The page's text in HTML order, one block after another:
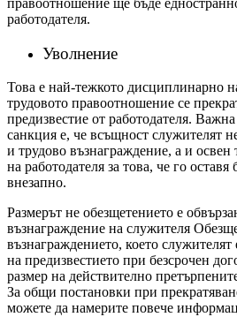
правоотношение ще бъде
работодателя.
Уволнение
Това е най-тежкото дисциплинарно
трудовото правоотношение се
предизвестие от работодателя.
санкция е, че всъщност служителят
и трудово възнаграждение, а и
на работодателя за това, че го оставя
внезапно.
Размерът не обезщетението е
възнаграждение на служителя
възнаграждението, което
на предизвестието при безсрочен
размер на действително
За общи постановки при
можете да намерите повече